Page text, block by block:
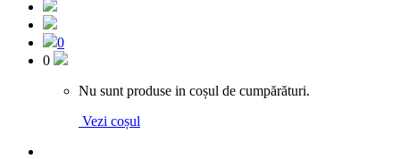
0
0
Nu sunt produse in coșul de cumpărături.
Vezi coșul